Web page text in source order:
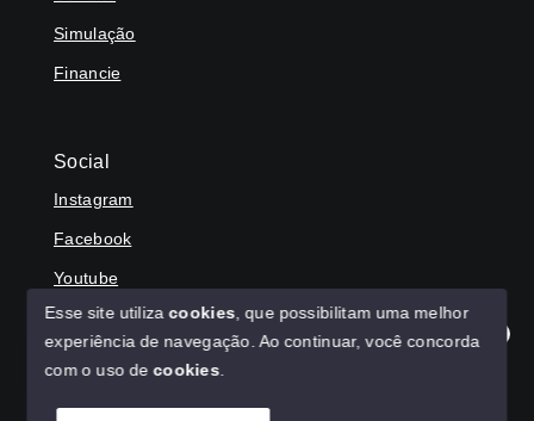
Olá! Agradecemos seu contato, como podemos ajudar?
Simulação
Financie
Social
Instagram
Facebook
Youtube
© Copyright 2026 - HAGA IMÓVEIS - Todos os direitos
Esse site utilizacookies , que possibilitam uma melhor
experiência de navegação. Ao continuar, você concorda
com o uso decookies